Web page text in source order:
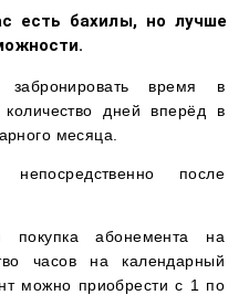
есть бахилы, но лучше
время в
дней вперёд в
месяца.
непосредственно после
покупка абонемента на
часов на календарный
можно приобрести с 1 по